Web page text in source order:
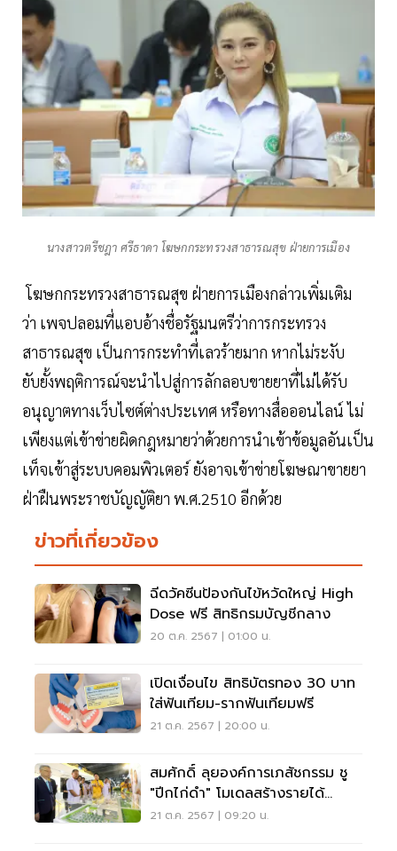
นางสาวตรีชฎา ศรีธาดา โฆษกกระทรวงสาธารณสุข ฝ่ายการเมือง
โฆษกกระทรวงสาธารณสุข ฝ่ายการเมืองกล่าวเพิ่มเติม
ว่า เพจปลอมที่แอบอ้างชื่อรัฐมนตรีว่าการกระทรวง
สาธารณสุข เป็นการกระทำที่เลวร้ายมาก หากไม่ระงับ
ยับยั้งพฤติการณ์จะนำไปสู่การลักลอบขายยาที่ไม่ได้รับ
อนุญาตทางเว็บไซต์ต่างประเทศ หรือทางสื่อออนไลน์ ไม่
เพียงแต่เข้าข่ายผิดกฎหมายว่าด้วยการนำเข้าข้อมูลอันเป็น
เท็จเข้าสู่ระบบคอมพิวเตอร์ ยังอาจเข้าข่ายโฆษณาขายยา
ฝ่าฝืนพระราชบัญญัติยา พ.ศ.2510 อีกด้วย
ข่าวที่เกี่ยวข้อง
ฉีดวัคซีนป้องกันไข้หวัดใหญ่ High
Dose ฟรี สิทธิกรมบัญชีกลาง
20 ต.ค. 2567 | 01:00 น.
เปิดเงื่อนไข สิทธิบัตรทอง 30 บาท
ใส่ฟันเทียม-รากฟันเทียมฟรี
21 ต.ค. 2567 | 20:00 น.
สมศักดิ์ ลุยองค์การเภสัชกรรม ชู
"ปีกไก่ดำ" โมเดลสร้างรายได้
เกษตรกร
21 ต.ค. 2567 | 09:20 น.